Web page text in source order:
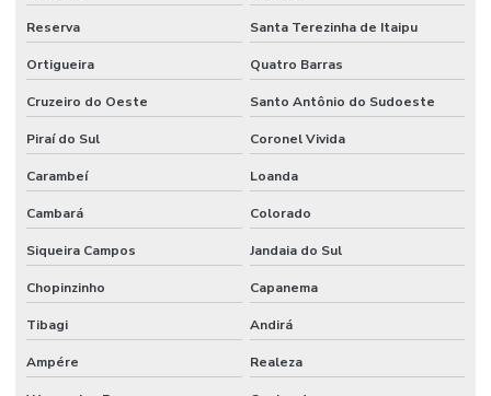
Vistoria residencial
Reserva Santa Terezinha de Itaipu
Ortigueira Quatro Barras
Cruzeiro do Oeste Santo Antônio do Sudoeste
Piraí do Sul Coronel Vivida
Carambeí Loanda
Cambará Colorado
Siqueira Campos Jandaia do Sul
Chopinzinho Capanema
Tibagi Andirá
Ampére Realeza